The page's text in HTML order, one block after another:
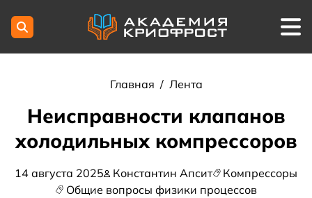
Главная / Лента
Неисправности клапанов
холодильных компрессоров
14 августа 2025 Константин Апсит
Компрессоры
Общие вопросы физики процессов